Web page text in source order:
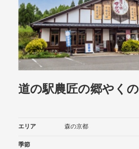
道の駅農匠の郷やくの
エリア 森の京都
季節